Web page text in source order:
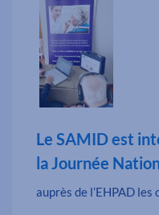
Le SAMID est
la Journée
auprès de l’EHPAD les